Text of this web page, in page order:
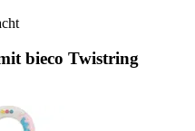
bieco Twistring